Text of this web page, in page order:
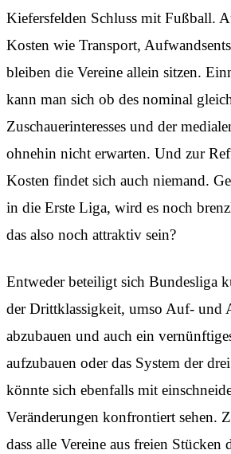
Kiefersfelden Schluss mit Fußball.
Kosten wie Transport,
bleiben die Vereine allein sitzen.
kann man sich ob des nominal
Zuschauerinteresses und der
ohnehin nicht erwarten. Und zur
Kosten findet sich auch niemand.
in die Erste Liga, wird es noch
das also noch attraktiv sein?
Entweder beteiligt sich Bundesliga
der Drittklassigkeit, umso Auf- und
abzubauen und auch ein
aufzubauen oder das System der
könnte sich ebenfalls mit
Veränderungen konfrontiert sehen.
dass alle Vereine aus freien Stücken